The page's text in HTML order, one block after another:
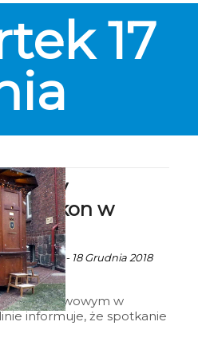
będzie drużynę
Handball Kielce.17
w
z mat. inf. - 18 Grudnia 2018
Państwowym w
informuje, że spotkanie